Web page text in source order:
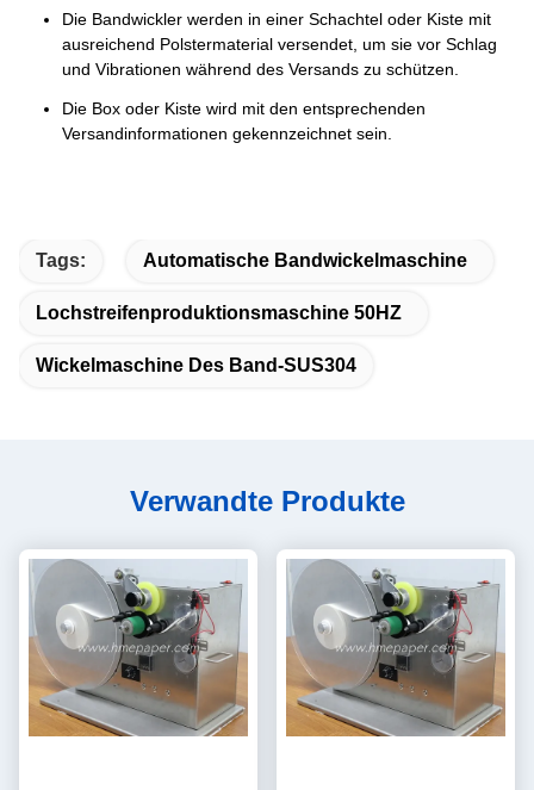
Die Bandwickler werden in einer Schachtel oder Kiste mit
ausreichend Polstermaterial versendet, um sie vor Schlag
und Vibrationen während des Versands zu schützen.
Die Box oder Kiste wird mit den entsprechenden
Versandinformationen gekennzeichnet sein.
Tags: Automatische Bandwickelmaschine
Lochstreifenproduktionsmaschine 50HZ
Wickelmaschine Des Band-SUS304
Verwandte Produkte